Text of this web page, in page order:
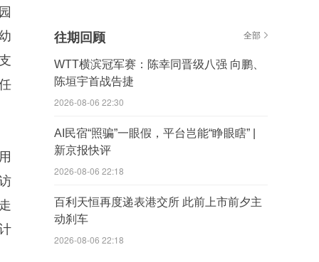
往期回顾 全部
WTT横滨冠军赛：陈幸同晋级八强 向鹏、
陈垣宇首战告捷
2026-08-06 22:30
AI民宿“照骗”一眼假，平台岂能“睁眼瞎” |
新京报快评
2026-08-06 22:18
百利天恒再度递表港交所 此前上市前夕主
动刹车
2026-08-06 22:18